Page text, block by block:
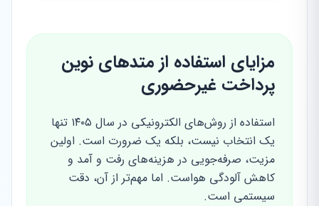
مزایای استفاده از متدهای نوین
پرداخت غیرحضوری
استفاده از روش‌های الکترونیکی در سال ۱۴۰۵ تنها
یک انتخاب نیست، بلکه یک ضرورت است. اولین
مزیت، صرفه‌جویی در هزینه‌های رفت و آمد و
کاهش آلودگی هواست. اما مهم‌تر از آن، دقت
سیستمی است.